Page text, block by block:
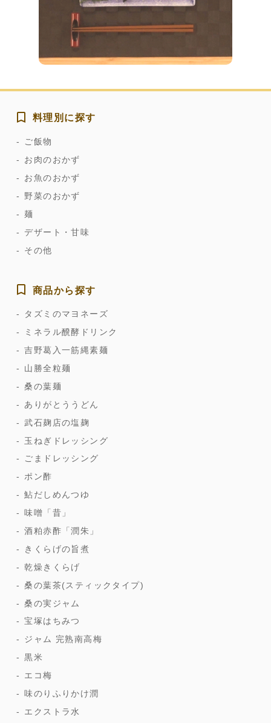
料理別に探す
ご飯物
お肉のおかず
お魚のおかず
野菜のおかず
麺
デザート・甘味
その他
商品から探す
タズミのマヨネーズ
ミネラル醗酵ドリンク
吉野葛入一筋縄素麺
山勝全粒麺
桑の葉麺
ありがとううどん
武石麹店の塩麹
玉ねぎドレッシング
ごまドレッシング
ポン酢
鮎だしめんつゆ
味噌「昔」
酒粕赤酢「潤朱」
きくらげの旨煮
乾燥きくらげ
桑の葉茶(スティックタイプ)
桑の実ジャム
宝塚はちみつ
ジャム 完熟南高梅
黒米
エコ梅
味のりふりかけ潤
エクストラ水